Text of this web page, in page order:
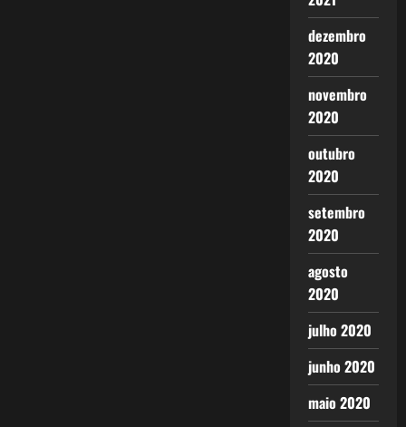
dezembro
2020
novembro
2020
outubro
2020
setembro
2020
agosto
2020
julho 2020
junho 2020
maio 2020